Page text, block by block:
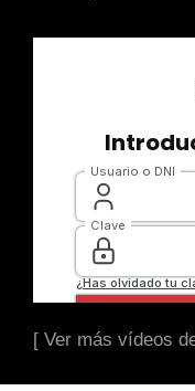
[ Ver más vídeos